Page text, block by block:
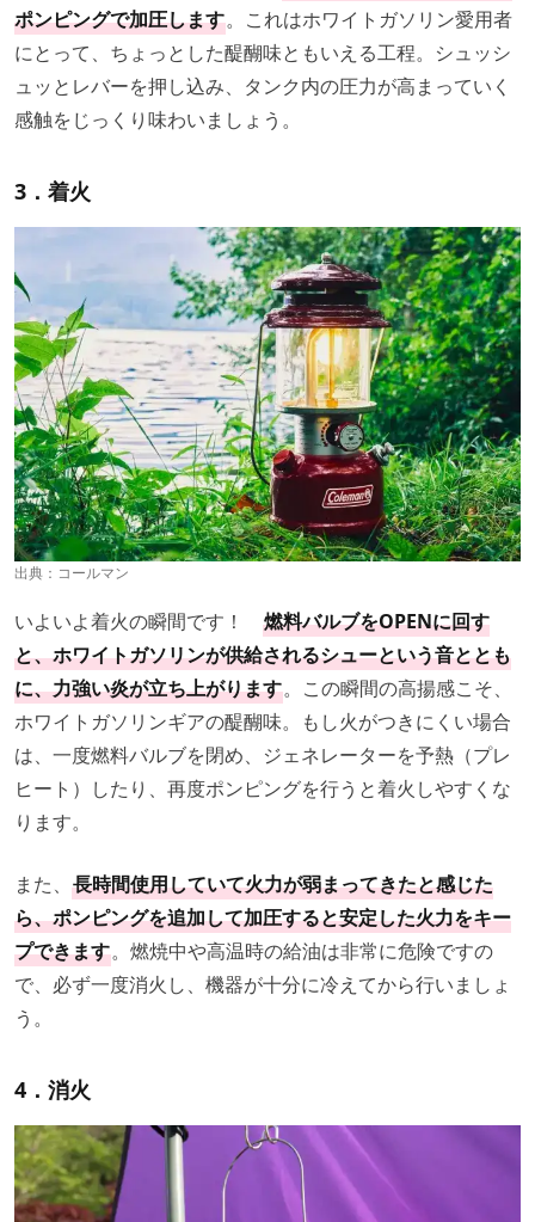
ポンピングで加圧します。これはホワイトガソリン愛用者
にとって、ちょっとした醍醐味ともいえる工程。シュッシ
ュッとレバーを押し込み、タンク内の圧力が高まっていく
感触をじっくり味わいましょう。
3．着火
出典： コールマン
いよいよ着火の瞬間です！ 燃料バルブをOPENに回す
と、ホワイトガソリンが供給されるシューという音ととも
に、力強い炎が立ち上がります。この瞬間の高揚感こそ、
ホワイトガソリンギアの醍醐味。もし火がつきにくい場合
は、一度燃料バルブを閉め、ジェネレーターを予熱（プレ
ヒート）したり、再度ポンピングを行うと着火しやすくな
ります。
また、 長時間使用していて火力が弱まってきたと感じた
ら、ポンピングを追加して加圧すると安定した火力をキー
プできます。燃焼中や高温時の給油は非常に危険ですの
で、必ず一度消火し、機器が十分に冷えてから行いましょ
う。
4．消火